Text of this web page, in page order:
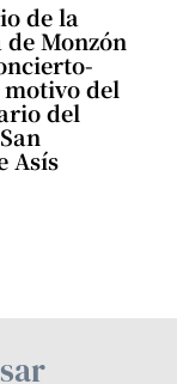
de la
Monzón
del
del
Asís